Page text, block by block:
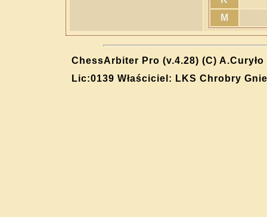
M
ChessArbiter Pro (v.4.28) (C) A.Curyło
Lic:0139 Właściciel: LKS Chrobry